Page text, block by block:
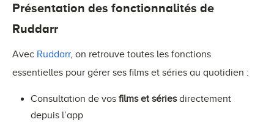
Présentation des fonctionnalités de
Ruddarr
Avec Ruddarr, on retrouve toutes les fonctions
essentielles pour gérer ses films et séries au quotidien :
Consultation de vos films et sériesdirectement
depuis l’app